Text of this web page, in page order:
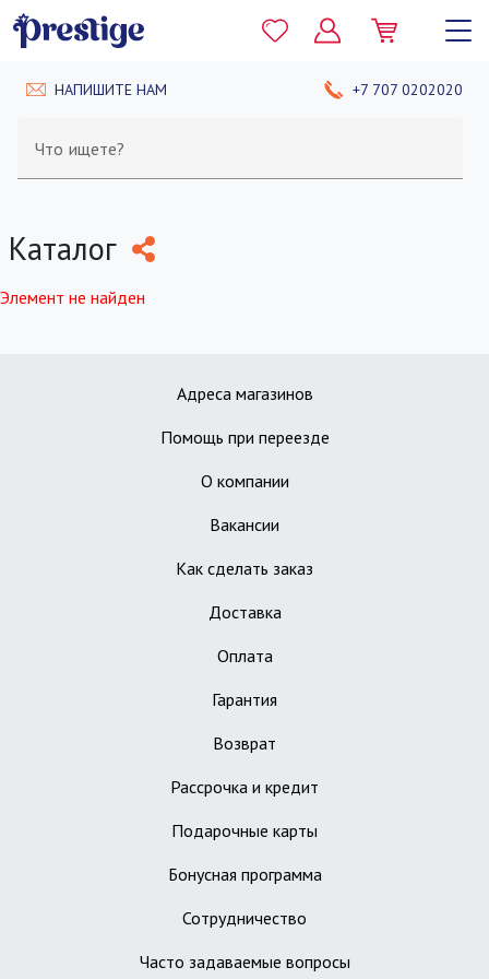
НАПИШИТЕ НАМ +7 707 0202020
Что ищете?
Каталог
Элемент не найден
Адреса магазинов
Помощь при переезде
О компании
Вакансии
Как сделать заказ
Доставка
Оплата
Гарантия
Возврат
Рассрочка и кредит
Подарочные карты
Бонусная программа
Сотрудничество
Часто задаваемые вопросы